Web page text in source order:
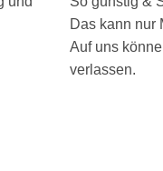
Das kann nur
Auf uns
verlassen.